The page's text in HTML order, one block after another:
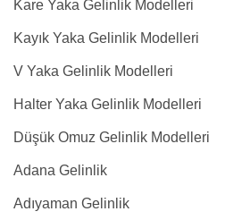
Kare Yaka Gelinlik Modelleri
Kayık Yaka Gelinlik Modelleri
V Yaka Gelinlik Modelleri
Halter Yaka Gelinlik Modelleri
Düşük Omuz Gelinlik Modelleri
Adana Gelinlik
Adıyaman Gelinlik